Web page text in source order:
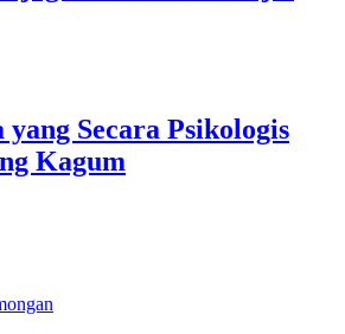
yang Secara Psikologis
Kagum